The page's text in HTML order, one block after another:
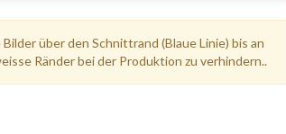
über den Schnittrand (Blaue Linie) bis an
Ränder bei der Produktion zu verhindern..